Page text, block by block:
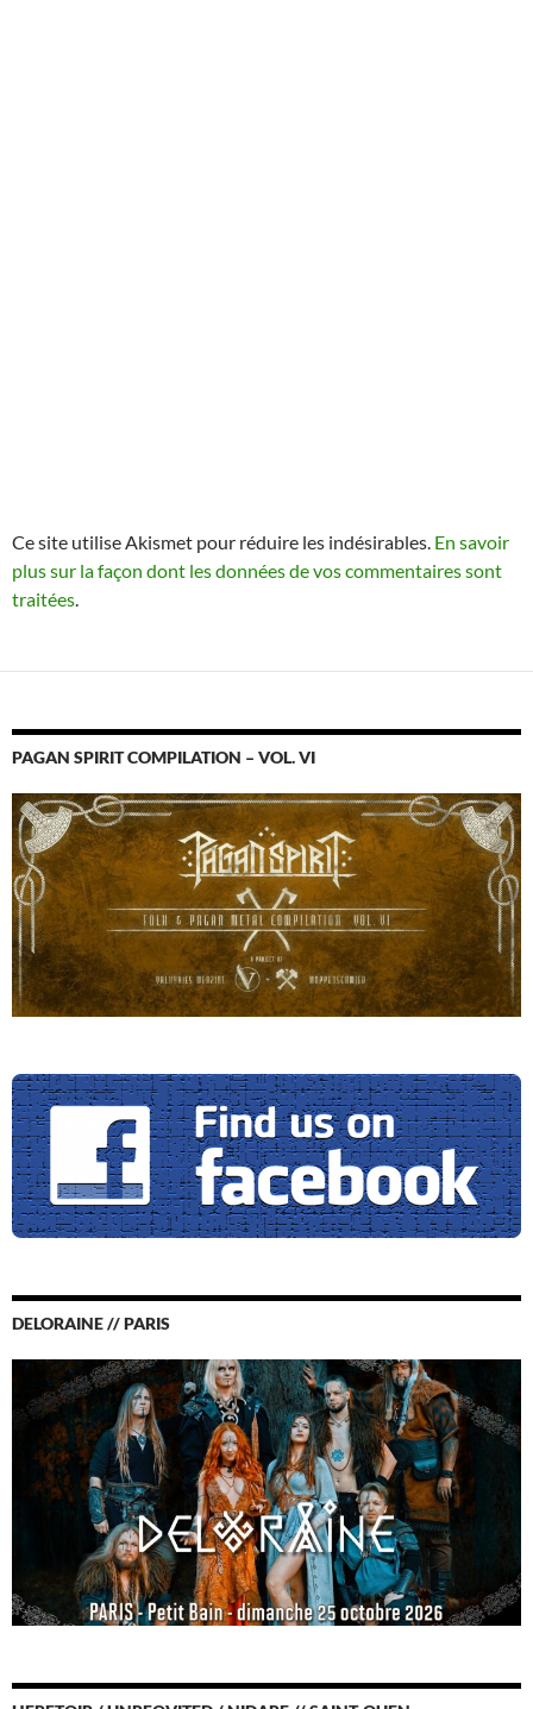
Ce site utilise Akismet pour réduire les indésirables. En savoir
plus sur la façon dont les données de vos commentaires sont
traitées.
PAGAN SPIRIT COMPILATION – VOL. VI
DELORAINE // PARIS